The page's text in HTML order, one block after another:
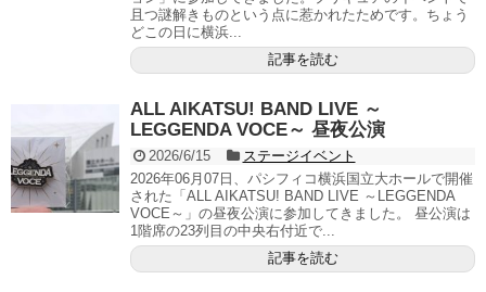
且つ謎解きものという点に惹かれたためです。ちょう
どこの日に横浜...
記事を読む
ALL AIKATSU! BAND LIVE ～
LEGGENDA VOCE～ 昼夜公演
2026/6/15
ステージイベント
2026年06月07日、パシフィコ横浜国立大ホールで開催
された「ALL AIKATSU! BAND LIVE ～LEGGENDA
VOCE～」の昼夜公演に参加してきました。 昼公演は
1階席の23列目の中央右付近で...
記事を読む